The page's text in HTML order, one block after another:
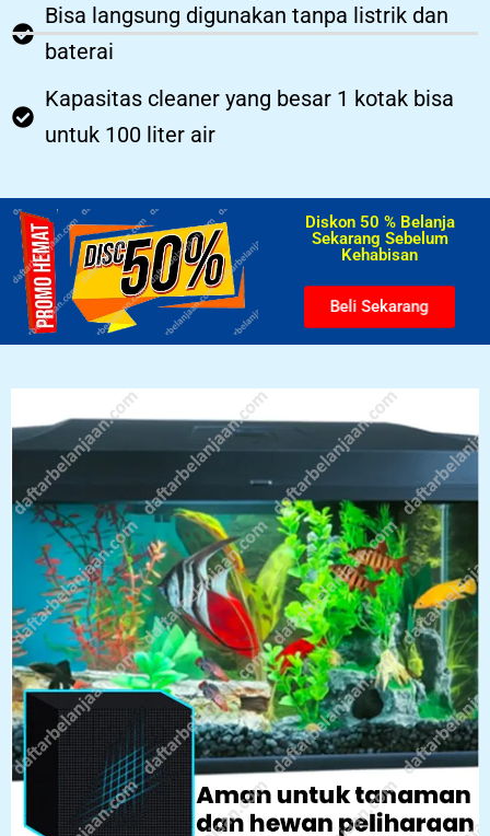
Bisa langsung digunakan tanpa listrik dan
baterai
Kapasitas cleaner yang besar 1 kotak bisa
untuk 100 liter air
Diskon 50 % Belanja
Sekarang Sebelum
Kehabisan​
Beli Sekarang